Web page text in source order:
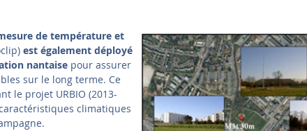
de température et
est également déployé
nantaisepour assurer
sur le long terme. Ce
le projet URBIO (2013-
climatiques